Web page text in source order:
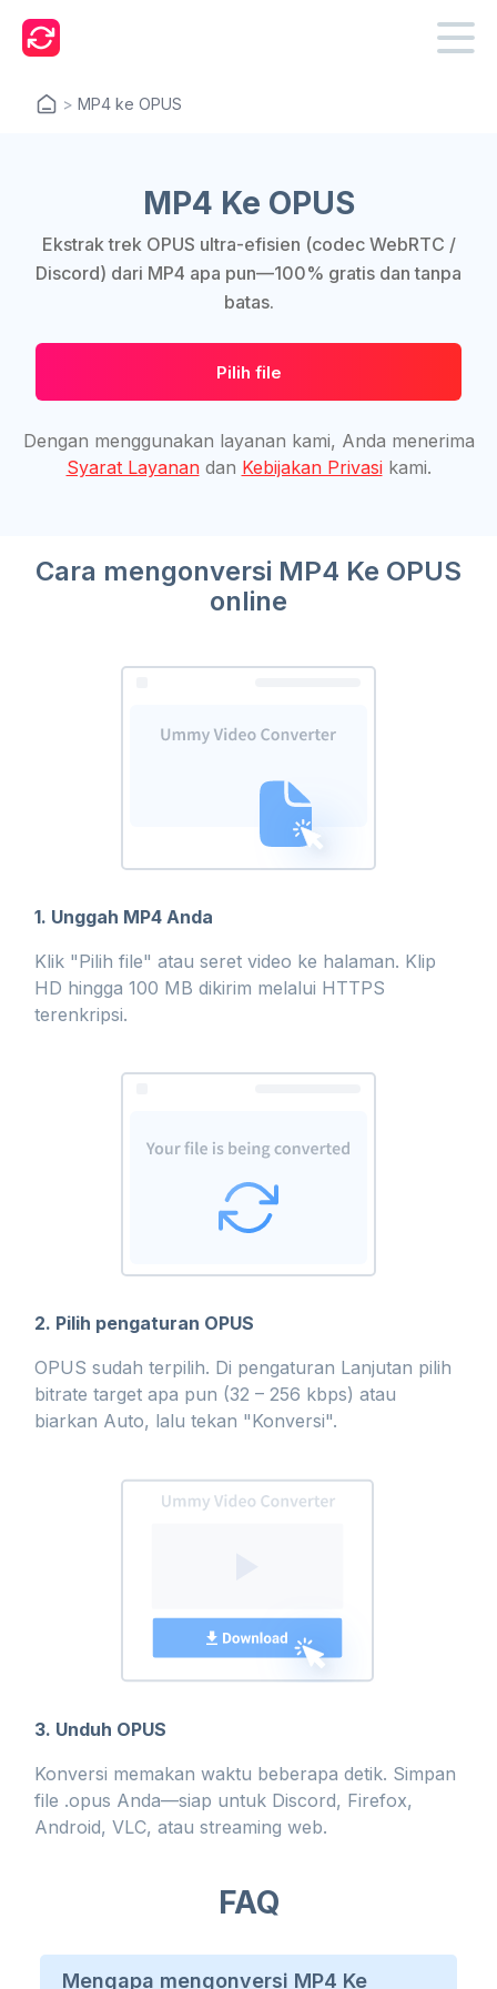
> MP4 ke OPUS
MP4 Ke OPUS
Ekstrak trek OPUS ultra-efisien (codec WebRTC /
Discord) dari MP4 apa pun—100% gratis dan tanpa
batas.
Pilih file
Dengan menggunakan layanan kami, Anda menerima
Syarat Layanandan Kebijakan Privasikami.
Cara mengonversi MP4 Ke OPUS
online
1. Unggah MP4 Anda
Klik "Pilih file" atau seret video ke halaman. Klip
HD hingga 100 MB dikirim melalui HTTPS
terenkripsi.
2. Pilih pengaturan OPUS
OPUS sudah terpilih. Di pengaturan Lanjutan pilih
bitrate target apa pun (32 – 256 kbps) atau
biarkan Auto, lalu tekan "Konversi".
3. Unduh OPUS
Konversi memakan waktu beberapa detik. Simpan
file .opus Anda—siap untuk Discord, Firefox,
Android, VLC, atau streaming web.
FAQ
Mengapa mengonversi MP4 Ke